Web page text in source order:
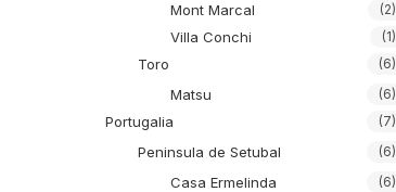
Mont Marcal (2)
Villa Conchi (1)
Toro (6)
Matsu (6)
Portugalia (7)
Peninsula de Setubal (6)
Casa Ermelinda (6)